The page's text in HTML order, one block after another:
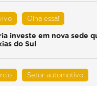
Olha essa!
investe em nova sede
do Sul
Setor automotivo